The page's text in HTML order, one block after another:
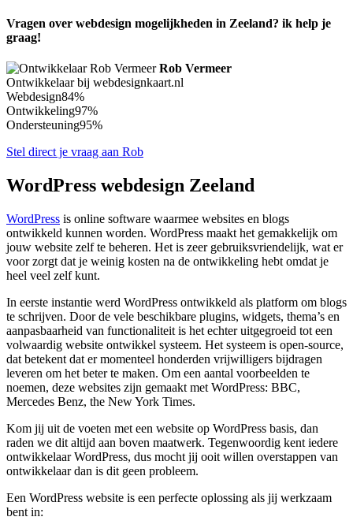
Vragen over webdesign mogelijkheden in Zeeland? ik help je
graag!
Rob Vermeer
Ontwikkelaar bij webdesignkaart.nl
Webdesign84%
Ontwikkeling97%
Ondersteuning95%
Stel direct je vraag aan Rob
WordPress webdesign Zeeland
WordPress is online software waarmee websites en blogs
ontwikkeld kunnen worden. WordPress maakt het gemakkelijk om
jouw website zelf te beheren. Het is zeer gebruiksvriendelijk, wat er
voor zorgt dat je weinig kosten na de ontwikkeling hebt omdat je
heel veel zelf kunt.
In eerste instantie werd WordPress ontwikkeld als platform om blogs
te schrijven. Door de vele beschikbare plugins, widgets, thema’s en
aanpasbaarheid van functionaliteit is het echter uitgegroeid tot een
volwaardig website ontwikkel systeem. Het systeem is open-source,
dat betekent dat er momenteel honderden vrijwilligers bijdragen
leveren om het beter te maken. Om een aantal voorbeelden te
noemen, deze websites zijn gemaakt met WordPress: BBC,
Mercedes Benz, the New York Times.
Kom jij uit de voeten met een website op WordPress basis, dan
raden we dit altijd aan boven maatwerk. Tegenwoordig kent iedere
ontwikkelaar WordPress, dus mocht jij ooit willen overstappen van
ontwikkelaar dan is dit geen probleem.
Een WordPress website is een perfecte oplossing als jij werkzaam
bent in: